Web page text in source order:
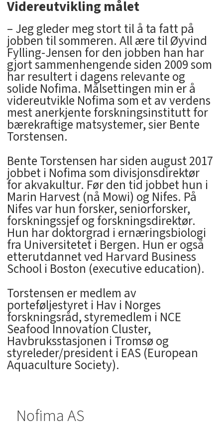
Videreutvikling målet
– Jeg gleder meg stort til å ta fatt på
jobben til sommeren. All ære til Øyvind
Fylling-Jensen for den jobben han har
gjort sammenhengende siden 2009 som
har resultert i dagens relevante og
solide Nofima. Målsettingen min er å
videreutvikle Nofima som et av verdens
mest anerkjente forskningsinstitutt for
bærekraftige matsystemer, sier Bente
Torstensen.
Bente Torstensen har siden august 2017
jobbet i Nofima som divisjonsdirektør
for akvakultur. Før den tid jobbet hun i
Marin Harvest (nå Mowi) og Nifes. På
Nifes var hun forsker, seniorforsker,
forskningssjef og forskningsdirektør.
Hun har doktorgrad i ernæringsbiologi
fra Universitetet i Bergen. Hun er også
etterutdannet ved Harvard Business
School i Boston (executive education).
Torstensen er medlem av
porteføljestyret i Hav i Norges
forskningsråd, styremedlem i NCE
Seafood Innovation Cluster,
Havbruksstasjonen i Tromsø og
styreleder/president i EAS (European
Aquaculture Society).
Nofima AS